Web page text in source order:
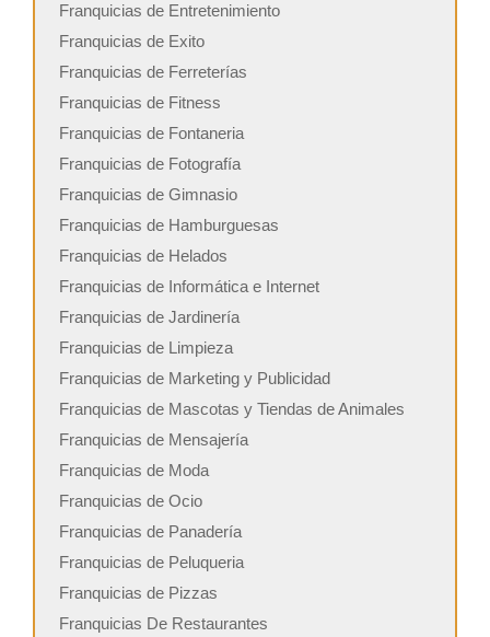
Franquicias de Entretenimiento
Franquicias de Exito
Franquicias de Ferreterías
Franquicias de Fitness
Franquicias de Fontaneria
Franquicias de Fotografía
Franquicias de Gimnasio
Franquicias de Hamburguesas
Franquicias de Helados
Franquicias de Informática e Internet
Franquicias de Jardinería
Franquicias de Limpieza
Franquicias de Marketing y Publicidad
Franquicias de Mascotas y Tiendas de Animales
Franquicias de Mensajería
Franquicias de Moda
Franquicias de Ocio
Franquicias de Panadería
Franquicias de Peluqueria
Franquicias de Pizzas
Franquicias De Restaurantes